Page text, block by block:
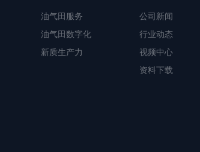
油气田服务
油气田数字化
新质生产力
公司新闻
行业动态
视频中心
资料下载